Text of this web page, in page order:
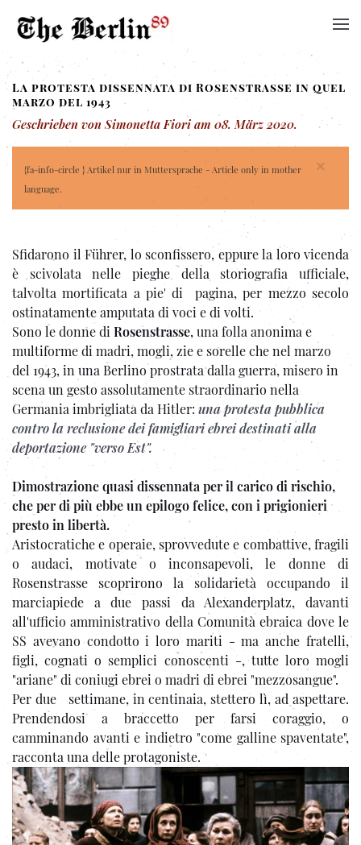
La protesta dissennata di Rosenstrasse in quel
marzo del 1943
Geschrieben von Simonetta Fiori am 08. März 2020.
×
{fa-info-circle } Artikel nur in Muttersprache - Article only in mother
language.
Sfidarono il Führer, lo sconfissero, eppure la loro vicenda
è scivolata nelle pieghe della storiografia ufficiale,
talvolta mortificata a pie' di pagina, per mezzo secolo
ostinatamente amputata di voci e di volti.
Sono le donne di Rosenstrasse, una folla anonima e
multiforme di madri, mogli, zie e sorelle che nel marzo
del 1943, in una Berlino prostrata dalla guerra, misero in
scena un gesto assolutamente straordinario nella
Germania imbrigliata da Hitler: una protesta pubblica
contro la reclusione dei famigliari ebrei destinati alla
deportazione "verso Est".
Dimostrazione quasi dissennata per il carico di rischio,
che per di più ebbe un epilogo felice, con i prigionieri
presto in libertà.
Aristocratiche e operaie, sprovvedute e combattive, fragili
o audaci, motivate o inconsapevoli, le donne di
Rosenstrasse scoprirono la solidarietà occupando il
marciapiede a due passi da Alexanderplatz, davanti
all'ufficio amministrativo della Comunità ebraica dove le
SS avevano condotto i loro mariti - ma anche fratelli,
figli, cognati o semplici conoscenti -, tutte loro mogli
"ariane" di coniugi ebrei o madri di ebrei "mezzosangue".
Per due settimane, in centinaia, stettero lì, ad aspettare.
Prendendosi a braccetto per farsi coraggio, o
camminando avanti e indietro "come galline spaventate",
racconta una delle protagoniste.